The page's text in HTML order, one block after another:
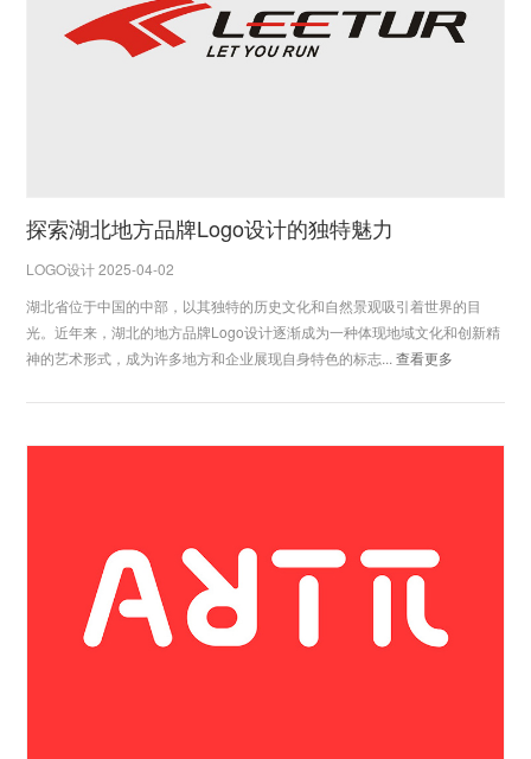
探索湖北地方品牌Logo设计的独特魅力
LOGO设计 2025-04-02
湖北省位于中国的中部，以其独特的历史文化和自然景观吸引着世界的目
光。近年来，湖北的地方品牌Logo设计逐渐成为一种体现地域文化和创新精
神的艺术形式，成为许多地方和企业展现自身特色的标志...查看更多